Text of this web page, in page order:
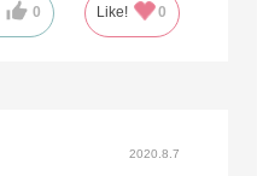
0 Like! 0
2020.8.7